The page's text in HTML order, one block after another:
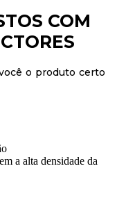
COM
o produto certo
a alta densidade da